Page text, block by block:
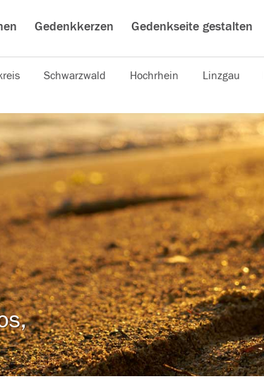
Gedenkkerzen Gedenkseite gestalten
Schwarzwald Hochrhein Linzgau